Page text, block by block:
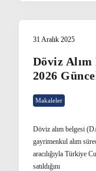
31 Aralık 2025
Döviz
2026
Makaleler
Döviz alım belgesi
gayrimenkul alım
aracılığıyla Türkiye
satıldığını